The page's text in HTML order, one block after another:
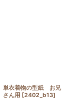
単衣着物の型紙 お兄
さん用 [2402_b13]